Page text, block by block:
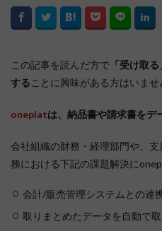
この記事を読んだ方で 「受け取
する ことに興味がある方はいませ
oneplatは、納品書や請求書をデ
会社組織の財務・経理部門や、
務における下記の課題解決に
会計/販売管理システムとの連
取りまとめたデータを自動で